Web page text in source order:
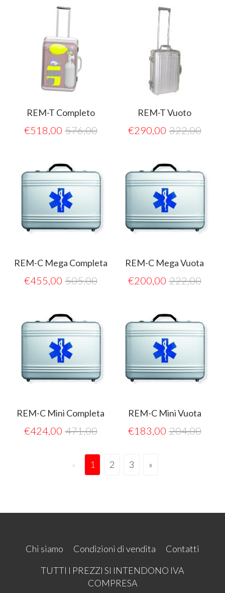
REM-T Completo
€518,00 576,00
REM-T Vuoto
€290,00 322,00
REM-C Mega Completa
€455,00 505,00
REM-C Mega Vuota
€200,00 222,00
REM-C Mini Completa
€424,00 471,00
REM-C Mini Vuota
€183,00 204,00
« 1 2 3 »
Chi siamo Condizioni di vendita
Contatti
TUTTI I PREZZI SI INTENDONO IVA
COMPRESA